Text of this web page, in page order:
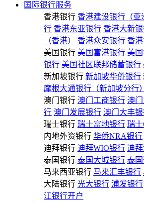
国际银行服务
香港银行 香港建设银行（亚
行 香港东亚银行 香港大新
（香港）
香港众安银行 香
美国银行 美国富港银行 美
银行 美国社区联邦储蓄银行
新加坡银行 新加坡华侨银行
摩根大通银行（新加坡分行）
澳门银行 澳门工商银行 澳
行 澳门发展银行 澳门大丰
瑞士银行 瑞士富地银行 瑞
内地外资银行 华侨NRA银行
迪拜银行 迪拜WIO银行 迪
泰国银行 泰国大城银行 泰
马来西亚银行 马来汇丰银行
大陆银行 光大银行 浦发银行
江银行开户